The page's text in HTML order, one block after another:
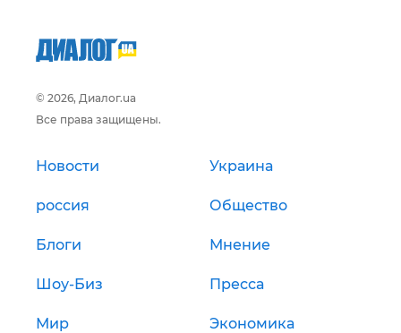
© 2026, Диалог.ua
Все права защищены.
Новости Украина
россия Общество
Блоги Мнение
Шоу-Биз Пресса
Мир Экономика